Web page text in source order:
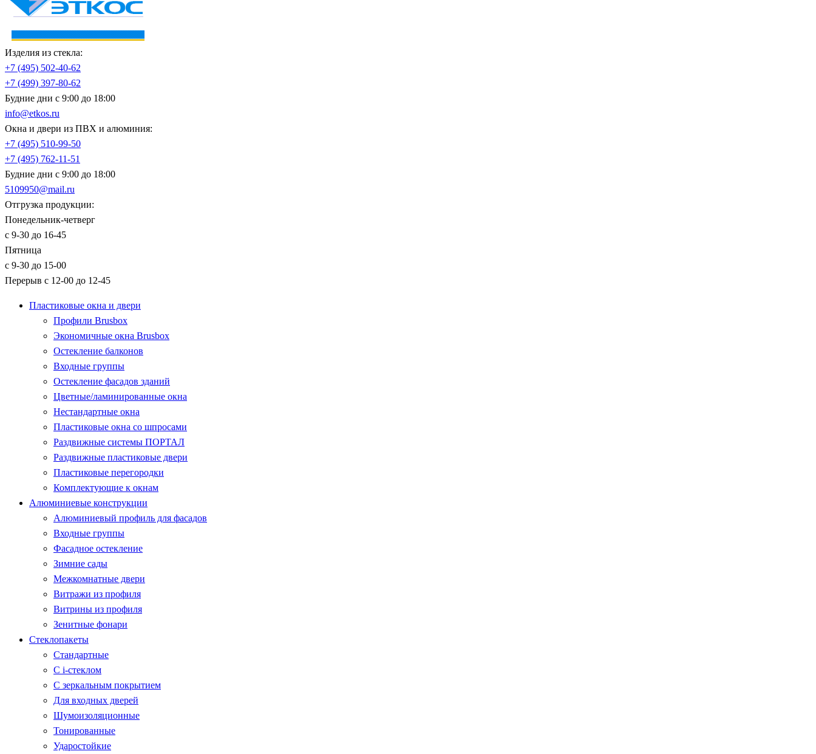
Изделия из стекла:
+7 (495) 502-40-62
+7 (499) 397-80-62
Будние дни с 9:00 до 18:00
info@etkos.ru
Окна и двери из ПВХ и алюминия:
+7 (495) 510-99-50
+7 (495) 762-11-51
Будние дни с 9:00 до 18:00
5109950@mail.ru
Отгрузка продукции:
Понедельник-четверг
с 9-30 до 16-45
Пятница
с 9-30 до 15-00
Перерыв с 12-00 до 12-45
Пластиковые окна и двери
Профили Brusbox
Экономичные окна Brusbox
Остекление балконов
Входные группы
Остекление фасадов зданий
Цветные/ламинированные окна
Нестандартные окна
Пластиковые окна со шпросами
Раздвижные системы ПОРТАЛ
Раздвижные пластиковые двери
Пластиковые перегородки
Комплектующие к окнам
Алюминиевые конструкции
Алюминиевый профиль для фасадов
Входные группы
Фасадное остекление
Зимние сады
Межкомнатные двери
Витражи из профиля
Витрины из профиля
Зенитные фонари
Стеклопакеты
Стандартные
С i-стеклом
С зеркальным покрытием
Для входных дверей
Шумоизоляционные
Тонированные
Ударостойкие